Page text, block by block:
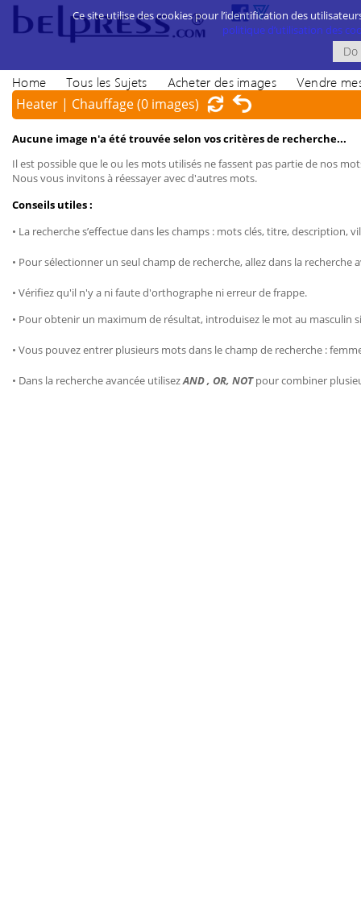
Home Tous les Sujets Acheter des images Vendre
Heater | Chauffage(0 images)
Aucune image n'a été trouvée selon vos critères de recherche...
Il est possible que le ou les mots utilisés ne fassent pas partie de nos
Nous vous invitons à réessayer avec d'autres mots.
Conseils utiles :
• La recherche s’effectue dans les champs : mots clés, titre, description,
• Pour sélectionner un seul champ de recherche, allez dans la recherche
• Vérifiez qu'il n'y a ni faute d'orthographe ni erreur de frappe.
• Pour obtenir un maximum de résultat, introduisez le mot au masculin
• Vous pouvez entrer plusieurs mots dans le champ de recherche :
• Dans la recherche avancée utilisezAND , OR, NOTpour combiner
Ce site utilise des cookies pour l’identification des
politique d’utilisation des